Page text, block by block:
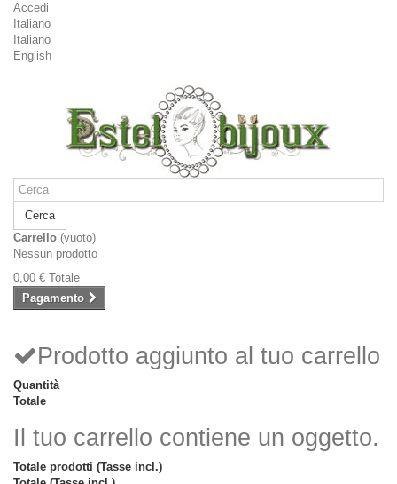
Accedi
Italiano
Italiano
English
Cerca
Carrello (vuoto)
Nessun prodotto
0,00 € Totale
Pagamento
Prodotto aggiunto al tuo carrello
Quantità
Totale
Il tuo carrello contiene un oggetto.
Totale prodotti (Tasse incl.)